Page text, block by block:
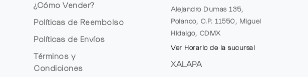
¿Cómo Vender?
Políticas de Reembolso
Políticas de Envíos
Términos y
Condiciones
Alejandro Dumas 135,
Polanco, C.P. 11550, Miguel
Hidalgo, CDMX
Ver Horario de la sucursal
XALAPA